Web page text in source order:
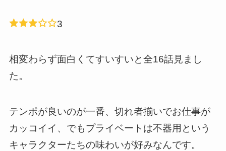
3
相変わらず面白くてすいすいと全16話見まし
た。
テンポが良いのが一番、切れ者揃いでお仕事が
カッコイイ、でもプライベートは不器用という
キャラクターたちの味わいが好みなんです。